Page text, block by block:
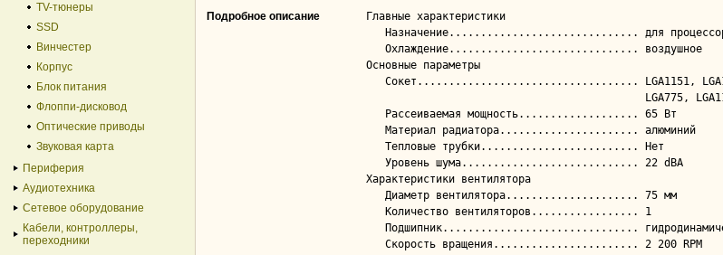
Подробное описание
Главные характеристики
Основные параметры
Характеристики вентилятора
TV-тюнеры
SSD
Винчестер
Корпус
Блок питания
Флоппи-дисковод
Оптические приводы
Звуковая карта
Периферия
Аудиотехника
Сетевое оборудование
Кабели, контроллеры,
переходники